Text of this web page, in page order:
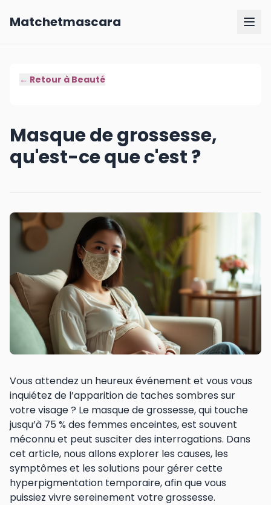
Matchetmascara
← Retour à Beauté
Masque de grossesse,
qu'est-ce que c'est ?
Vous attendez un heureux événement et vous vous
inquiétez de l’apparition de taches sombres sur
votre visage ? Le masque de grossesse, qui touche
jusqu’à 75 % des femmes enceintes, est souvent
méconnu et peut susciter des interrogations. Dans
cet article, nous allons explorer les causes, les
symptômes et les solutions pour gérer cette
hyperpigmentation temporaire, afin que vous
puissiez vivre sereinement votre grossesse.